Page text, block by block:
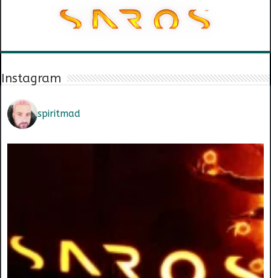
Instagram
spiritmad